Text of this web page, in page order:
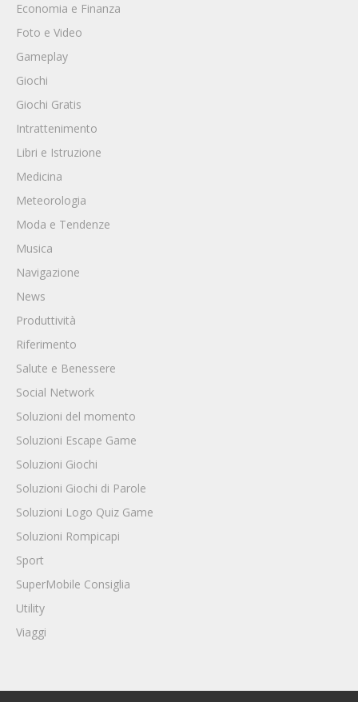
Economia e Finanza
Foto e Video
Gameplay
Giochi
Giochi Gratis
Intrattenimento
Libri e Istruzione
Medicina
Meteorologia
Moda e Tendenze
Musica
Navigazione
News
Produttività
Riferimento
Salute e Benessere
Social Network
Soluzioni del momento
Soluzioni Escape Game
Soluzioni Giochi
Soluzioni Giochi di Parole
Soluzioni Logo Quiz Game
Soluzioni Rompicapi
Sport
SuperMobile Consiglia
Utility
Viaggi